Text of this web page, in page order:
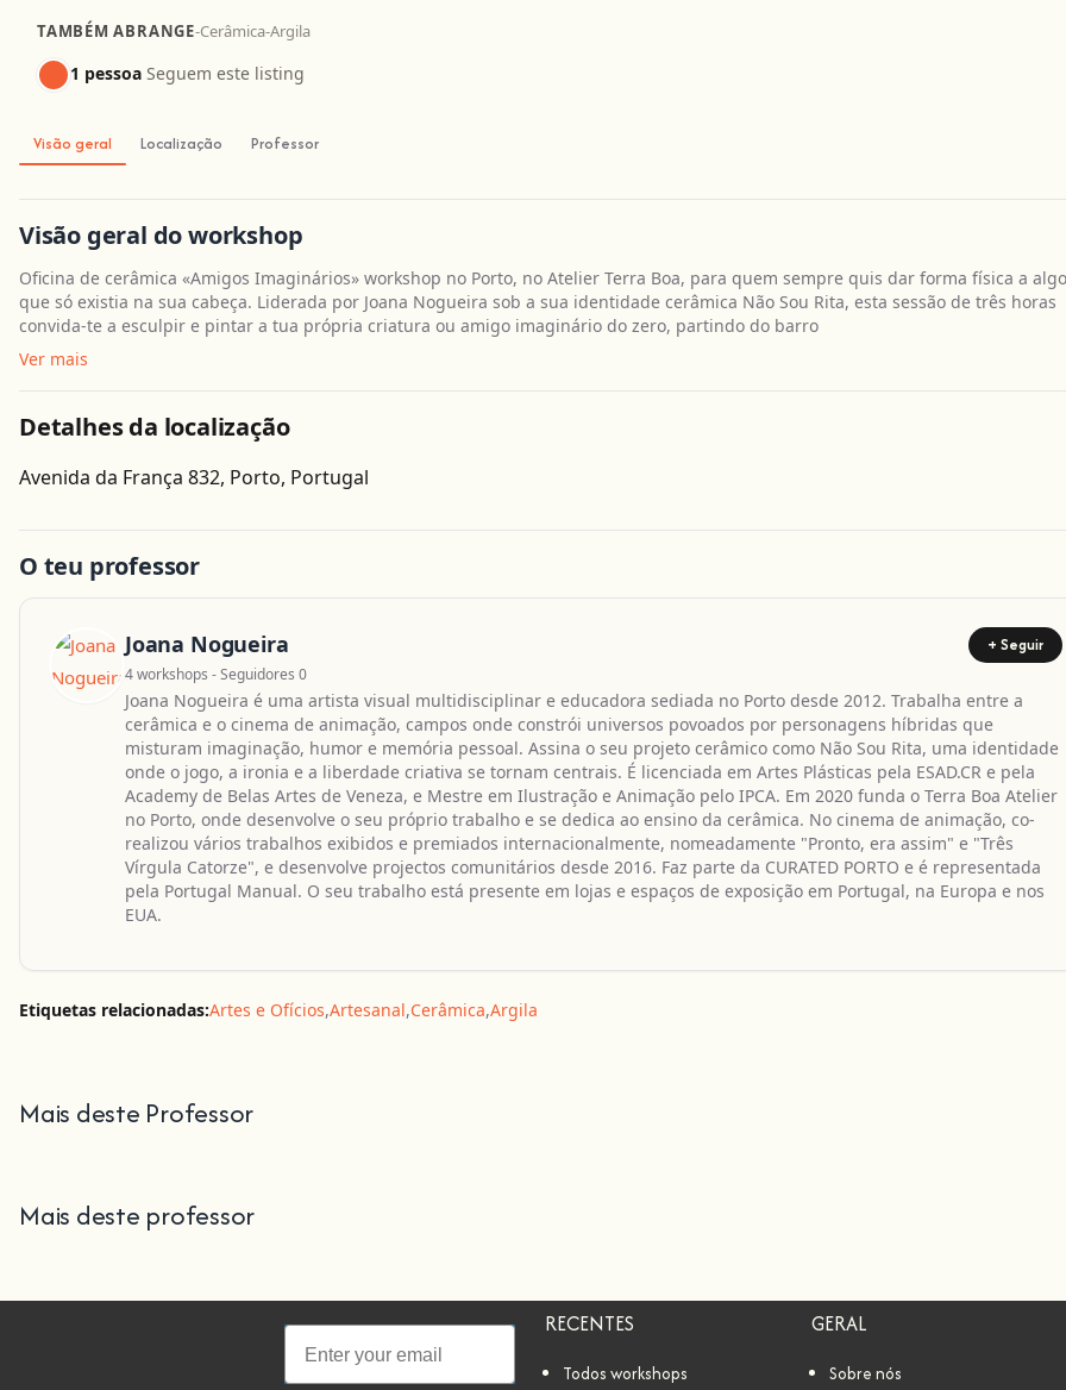
TAMBÉM ABRANGE-Cerâmica-Argila
1 pessoa Seguem este listing
Visão geral Localização Professor
Visão geral do workshop
Oficina de cerâmica «Amigos Imaginários» workshop no Porto, no Atelier Terra Boa, para quem sempre quis dar forma física a algo
que só existia na sua cabeça. Liderada por Joana Nogueira sob a sua identidade cerâmica Não Sou Rita, esta sessão de três horas
convida-te a esculpir e pintar a tua própria criatura ou amigo imaginário do zero, partindo do barro
Ver mais
Detalhes da localização
Avenida da França 832, Porto, Portugal
O teu professor
Joana Nogueira
+ Seguir
4 workshops - Seguidores 0
Joana Nogueira é uma artista visual multidisciplinar e educadora sediada no Porto desde 2012. Trabalha entre a
cerâmica e o cinema de animação, campos onde constrói universos povoados por personagens híbridas que
misturam imaginação, humor e memória pessoal. Assina o seu projeto cerâmico como Não Sou Rita, uma identidade
onde o jogo, a ironia e a liberdade criativa se tornam centrais. É licenciada em Artes Plásticas pela ESAD.CR e pela
Academy de Belas Artes de Veneza, e Mestre em Ilustração e Animação pelo IPCA. Em 2020 funda o Terra Boa Atelier
no Porto, onde desenvolve o seu próprio trabalho e se dedica ao ensino da cerâmica. No cinema de animação, co-
realizou vários trabalhos exibidos e premiados internacionalmente, nomeadamente "Pronto, era assim" e "Três
Vírgula Catorze", e desenvolve projectos comunitários desde 2016. Faz parte da CURATED PORTO e é representada
pela Portugal Manual. O seu trabalho está presente em lojas e espaços de exposição em Portugal, na Europa e nos
EUA.
Etiquetas relacionadas:Artes e Ofícios,Artesanal,Cerâmica,Argila
Mais deste Professor
Mais deste professor
RECENTES
Todos workshops
GERAL
Sobre nós